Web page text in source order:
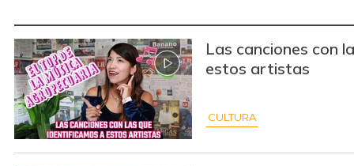
Las canciones con
estos artistas
CULTURA